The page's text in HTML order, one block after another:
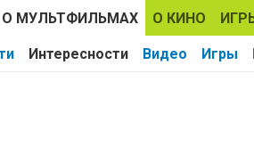
О МУЛЬТФИЛЬМАХ О КИНО
Интересности Видео Игры